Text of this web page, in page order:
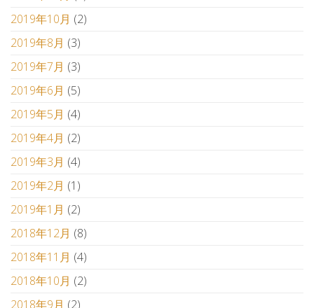
2019年10月 (2)
2019年8月 (3)
2019年7月 (3)
2019年6月 (5)
2019年5月 (4)
2019年4月 (2)
2019年3月 (4)
2019年2月 (1)
2019年1月 (2)
2018年12月 (8)
2018年11月 (4)
2018年10月 (2)
2018年9月 (2)